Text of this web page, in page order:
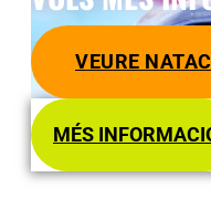
VEURE
MÉS